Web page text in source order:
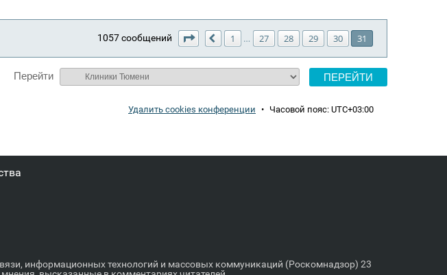
1057 сообщений Страница 31 из31
Пред.
1 … 27 28 29 30 31
Перейти
Удалить cookies конференции • Часовой пояс: UTC+03:00
информационных технологий и массовых коммуникаций (Роскомнадзор) 23